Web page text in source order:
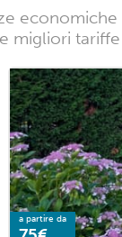
migliori tariffe
a partire da